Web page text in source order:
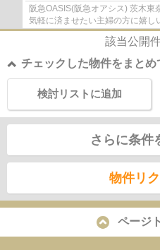
阪急OASIS(阪急オアシス) 茨木
気軽に済ませたい主婦の方に嬉し
ョンは生活の質を高めてくれます
該当公開
チェックした物件をまとめ
検討リストに追加
さらに条件
物件リ
ページ